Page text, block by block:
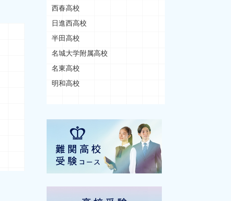
西春高校
日進西高校
半田高校
名城大学附属高校
名東高校
明和高校